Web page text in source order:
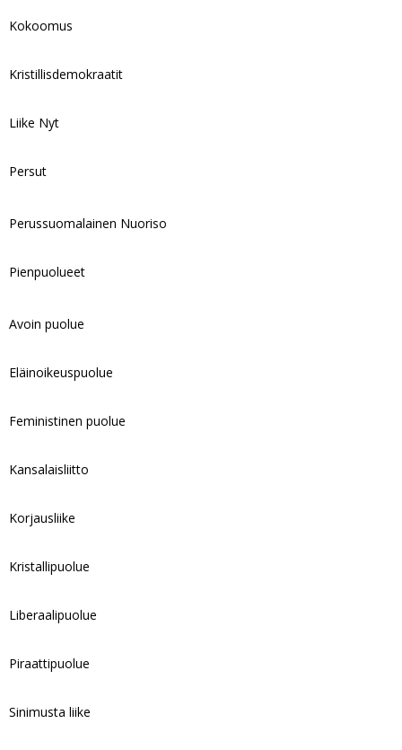
Kokoomus
Kristillisdemokraatit
Liike Nyt
Persut
Perussuomalainen Nuoriso
Pienpuolueet
Avoin puolue
Eläinoikeuspuolue
Feministinen puolue
Kansalaisliitto
Korjausliike
Kristallipuolue
Liberaalipuolue
Piraattipuolue
Sinimusta liike